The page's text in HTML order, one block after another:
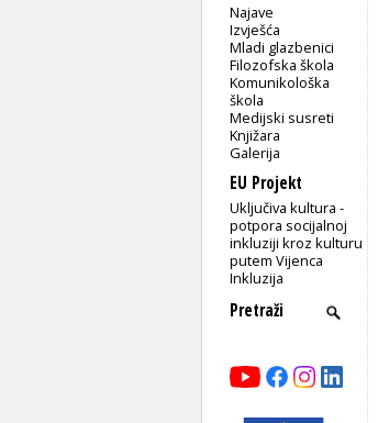
Najave
Izvješća
Mladi glazbenici
Filozofska škola
Komunikološka
škola
Medijski susreti
Knjižara
Galerija
EU Projekt
Uključiva kultura -
potpora socijalnoj
inkluziji kroz kulturu
putem Vijenca
Inkluzija